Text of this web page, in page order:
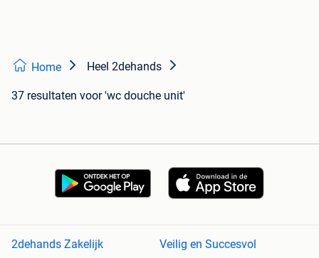
Home Heel 2dehands
37 resultaten voor 'wc douche unit'
2dehands Zakelijk Veilig en Succesvol